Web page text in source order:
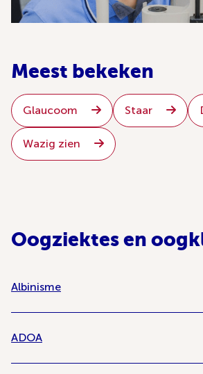
Meest bekeken
Glaucoom Staar
Wazig zien
Oogziektes en
Albinisme
ADOA